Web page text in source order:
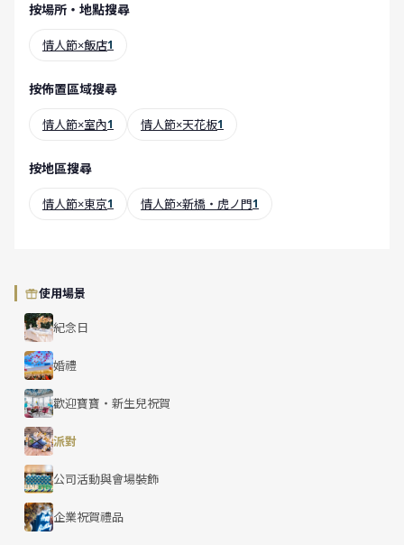
使用場景
紀念日
婚禮
歡迎寶寶・新生兒祝賀
派對
公司活動與會場裝飾
企業祝賀禮品
按場所・地點搜尋
情人節×飯店1
按佈置區域搜尋
情人節×室內1 情人節×天花板1
按地區搜尋
情人節×東京1 情人節×新橋・虎ノ門1